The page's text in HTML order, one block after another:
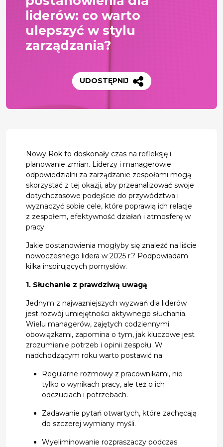
liderów: co warto
ulepszyć w stylu
zarządzania?
UDOSTĘPNIJ
Nowy Rok to doskonały czas na refleksję i
planowanie zmian. Liderzy i managerowie
odpowiedzialni za zarządzanie zespołami mogą
skorzystać z tej okazji, aby przeanalizować swoje
dotychczasowe podejście do przywództwa i
wyznaczyć sobie cele, które poprawią ich relacje
z zespołem, efektywność działań i atmosferę w
pracy.
Jakie postanowienia mogłyby się znaleźć na liście
nowoczesnego lidera w 2025 r.? Podpowiadam
kilka inspirujących pomysłów.
1. Słuchanie z prawdziwą uwagą
Jednym z najważniejszych wyzwań dla liderów
jest rozwój umiejętności aktywnego słuchania.
Wielu managerów, zajętych codziennymi
obowiązkami, zapomina o tym, jak kluczowe jest
zrozumienie potrzeb i opinii zespołu. W
nadchodzącym roku warto postawić na:
Regularne rozmowy z pracownikami, nie
tylko o wynikach pracy, ale też o ich
odczuciach i potrzebach.
Zadawanie pytań otwartych, które zachęcają
do szczerej wymiany myśli.
Wyeliminowanie rozpraszaczy podczas